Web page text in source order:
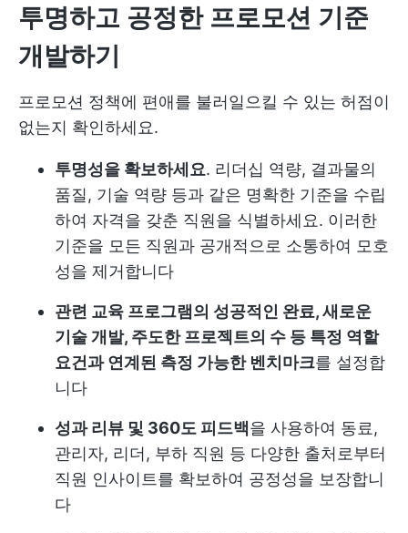
투명하고 공정한 프로모션 기준
개발하기
프로모션 정책에 편애를 불러일으킬 수 있는 허점이
없는지 확인하세요.
투명성을 확보하세요. 리더십 역량, 결과물의
품질, 기술 역량 등과 같은 명확한 기준을 수립
하여 자격을 갖춘 직원을 식별하세요. 이러한
기준을 모든 직원과 공개적으로 소통하여 모호
성을 제거합니다
관련 교육 프로그램의 성공적인 완료, 새로운
기술 개발, 주도한 프로젝트의 수 등 특정 역할
요건과 연계된 측정 가능한 벤치마크를 설정합
니다
성과 리뷰 및 360도 피드백을 사용하여 동료,
관리자, 리더, 부하 직원 등 다양한 출처로부터
직원 인사이트를 확보하여 공정성을 보장합니
다